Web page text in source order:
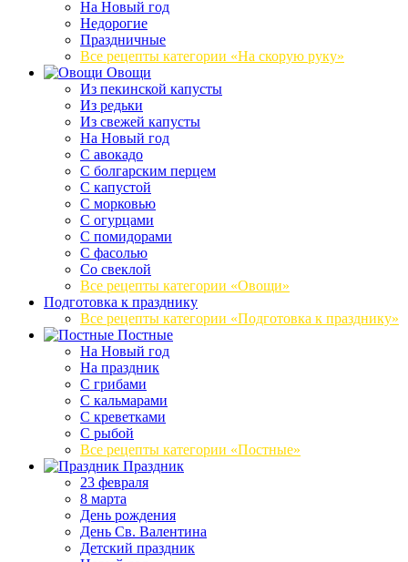
На Новый год
Недорогие
Праздничные
Все рецепты категории «На скорую руку»
Овощи
Из пекинской капусты
Из редьки
Из свежей капусты
На Новый год
С авокадо
С болгарским перцем
С капустой
С морковью
С огурцами
С помидорами
С фасолью
Со свеклой
Все рецепты категории «Овощи»
Подготовка к празднику
Все рецепты категории «Подготовка к празднику»
Постные
На Новый год
На праздник
С грибами
С кальмарами
С креветками
С рыбой
Все рецепты категории «Постные»
Праздник
23 февраля
8 марта
День рождения
День Св. Валентина
Детский праздник